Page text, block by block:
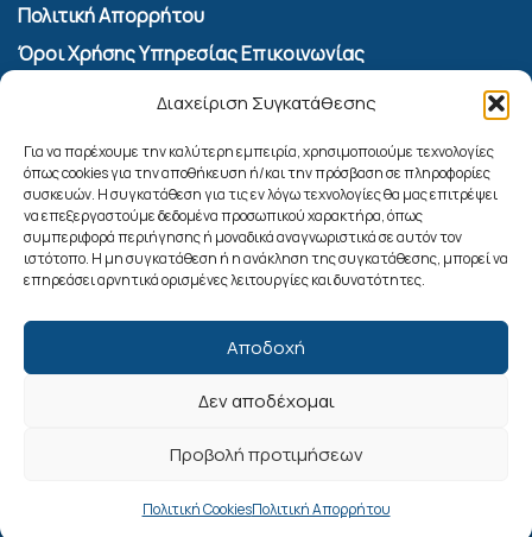
Διαχείριση Συγκατάθεσης
Για να παρέχουμε την καλύτερη εμπειρία, χρησιμοποιούμε τεχνολογίες
όπως cookies για την αποθήκευση ή/και την πρόσβαση σε πληροφορίες
συσκευών. Η συγκατάθεση για τις εν λόγω τεχνολογίες θα μας επιτρέψει
να επεξεργαστούμε δεδομένα προσωπικού χαρακτήρα, όπως
συμπεριφορά περιήγησης ή μοναδικά αναγνωριστικά σε αυτόν τον
ιστότοπο. Η μη συγκατάθεση ή η ανάκληση της συγκατάθεσης, μπορεί να
επηρεάσει αρνητικά ορισμένες λειτουργίες και δυνατότητες.
Αποδοχή
Δεν αποδέχομαι
Προβολή προτιμήσεων
Πολιτική CookiesΠολιτική Απορρήτου
Πολιτική Απορρήτου
Όροι Χρήσης Υπηρεσίας Επικοινωνίας
Πολιτική Cookies (ΕΕ)
Αναζήτηση
© 2025. Δήμος Ρόδου. All Rights Reserved.